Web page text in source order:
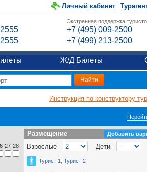
Личный кабинет
Экстренная поддержка
+7 (495) 009-2500
+7 (499) 213-2500
Ж/Д Билеты
Инструкция по конструктору
Размещение
Размещение Добавить
Взрослые Дети
Турист 1, Турист 2
27 28